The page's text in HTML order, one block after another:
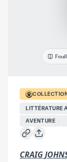
LITTÉRATURE
AVENTURE
CRAIG